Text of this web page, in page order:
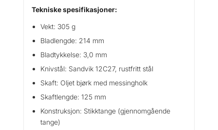
Tekniske spesifikasjoner:
Vekt: 305 g
Bladlengde: 214 mm
Bladtykkelse: 3,0 mm
Knivstål: Sandvik 12C27, rustfritt stål
Skaft: Oljet bjørk med messingholk
Skaftlengde: 125 mm
Konstruksjon: Stikktange (gjennomgående
tange)